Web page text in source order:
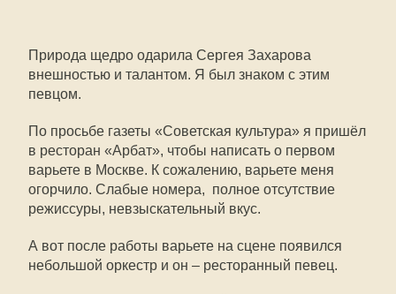
Природа щедро одарила Сергея Захарова
внешностью и талантом. Я был знаком с этим
певцом.
По просьбе газеты «Советская культура» я пришёл
в ресторан «Арбат», чтобы написать о первом
варьете в Москве. К сожалению, варьете меня
огорчило. Слабые номера, полное отсутствие
режиссуры, невзыскательный вкус.
А вот после работы варьете на сцене появился
небольшой оркестр и он – ресторанный певец.